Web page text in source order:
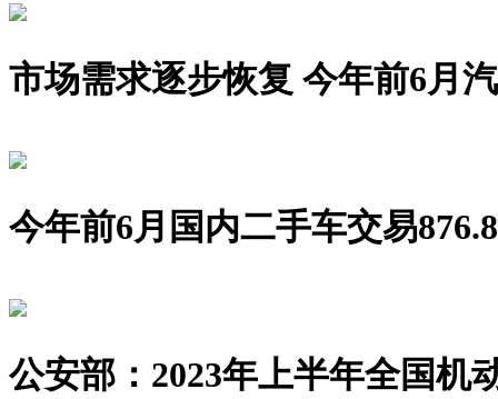
市场需求逐步恢复 今年前6月
今年前6月国内二手车交易
公安部：2023年上半年全国机